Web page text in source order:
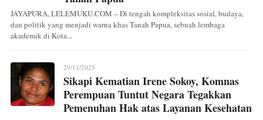
JAYAPURA, LELEMUKU.COM – Di tengah kompleksitas sosial, budaya,
dan politik yang menjadi warna khas Tanah Papua, sebuah lembaga
akademik di Kota...
29/11/2025
Sikapi Kematian Irene Sokoy, Komnas
Perempuan Tuntut Negara Tegakkan
Pemenuhan Hak atas Layanan Kesehatan